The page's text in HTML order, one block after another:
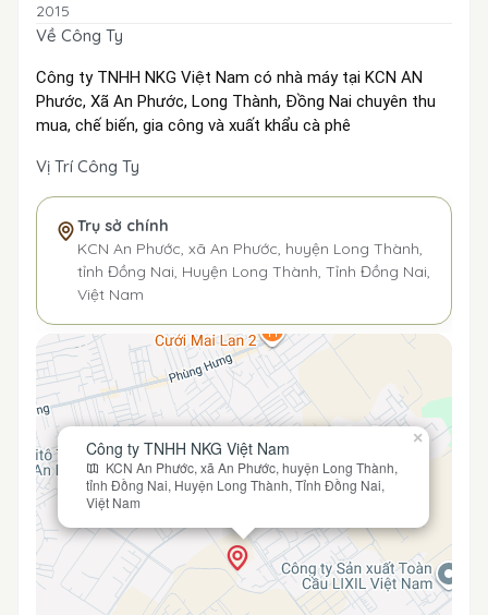
2015
Về Công Ty
Công ty TNHH NKG Việt Nam có nhà máy tại KCN AN
Phước, Xã An Phước, Long Thành, Đồng Nai chuyên thu
mua, chế biến, gia công và xuất khẩu cà phê
Vị Trí Công Ty
Trụ sở chính
KCN An Phước, xã An Phước, huyện Long Thành,
tỉnh Đồng Nai, Huyện Long Thành, Tỉnh Đồng Nai,
Việt Nam
Công ty TNHH NKG Việt Nam
KCN An Phước, xã An Phước, huyện Long Thành,
tỉnh Đồng Nai, Huyện Long Thành, Tỉnh Đồng Nai,
Việt Nam
×